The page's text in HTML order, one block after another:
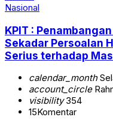
Nasional
KPIT :
Sekadar Persoalan
Serius terhadap
calendar_month
account_circle
visibility354
15Komentar